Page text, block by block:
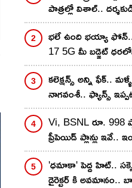
పాత్రల్లో విశాల్..
భలే ఉంది భయ్యా
17 5G మీ బడ్జెట్
ఇంకా తక్కువకే..!
కలెక్షన్స్ అన్ని ఫేక్..
నాగవంశీ.. ఫ్యాన్స్
గొడవపడటం ఆపుతారా?
Vi, BSNL రూ. 998
ప్రీపెయిడ్ ప్లాన్లు ఇవే..
వ్యాలిడిటీ, డేటా
'ధమాకా' పెద్ద హిట్..
డైరెక్టర్ కి అవమానం..